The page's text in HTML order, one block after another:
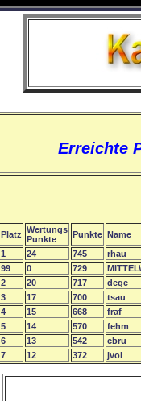
Erreichte
Platz Wertungs
Punkte
Punkte Name
1
24 745 rhau
99
0 729
2
20 717 dege
3
17 700 tsau
4
15 668 fraf
5
14 570 fehm
6
13 542 cbru
7
12 372 jvoi